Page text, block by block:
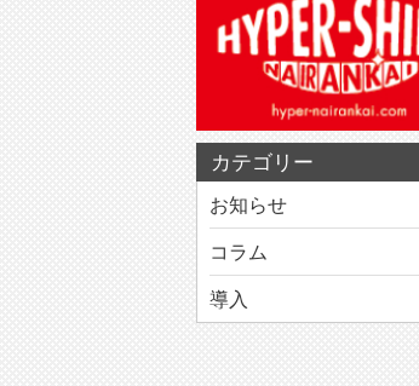
カテゴリー
お知らせ
コラム
導入